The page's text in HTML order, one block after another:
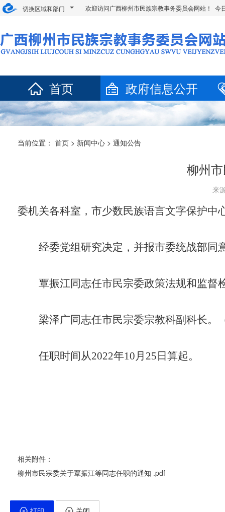
切换区域和部门 欢迎访问广西柳州市民族宗教事务委员会网站！ 今
首页 政府信息公开
当前位置： 首页 > 新闻中心 > 通知公告
柳州
来
委机关各科室，市少数民族语言文字保护中
经委党组研究决定 ，并报市委统战部同
覃振江同志任市民宗委政策法规和监督
梁泽广同志任市民宗委宗教科副 科长。
任职时间从2022年10月25日算起。
相关附件：
柳州市民宗委关于覃振江等同志任职的通知 .pdf